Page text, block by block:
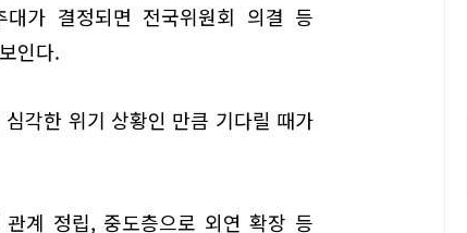
가 결정되면 전국위원회 의결 등
인다.
각한 위기 상황인 만큼 기다릴 때가
계 정립, 중도층으로 외연 확장 등